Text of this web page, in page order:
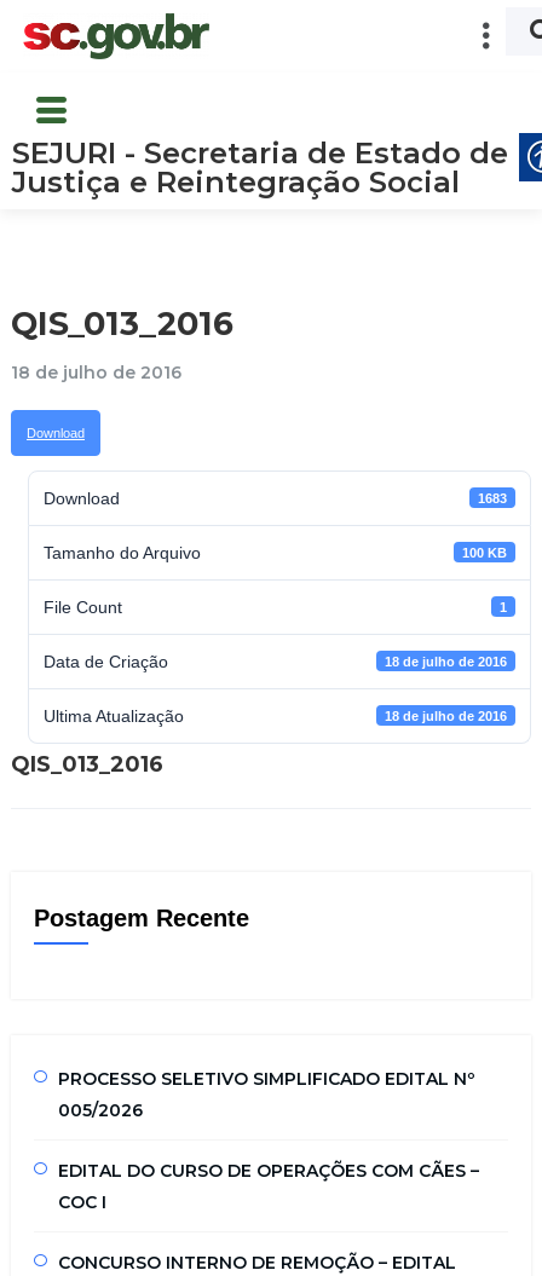
SEJURI - Secretaria de Estado de
Justiça e Reintegração Social
QIS_013_2016
18 de julho de 2016
Download
Download 1683
Tamanho do Arquivo 100 KB
File Count 1
Data de Criação 18 de julho de 2016
Ultima Atualização 18 de julho de 2016
QIS_013_2016
Postagem Recente
PROCESSO SELETIVO SIMPLIFICADO EDITAL Nº
005/2026
EDITAL DO CURSO DE OPERAÇÕES COM CÃES –
COC I
CONCURSO INTERNO DE REMOÇÃO – EDITAL